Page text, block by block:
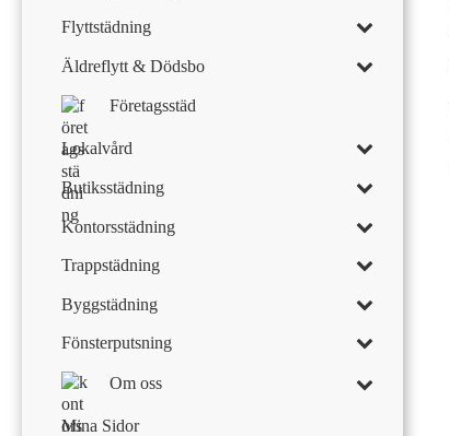
Flyttstädning
Äldreflytt & Dödsbo
Företagsstäd
Lokalvård
Butiksstädning
Kontorsstädning
Trappstädning
Byggstädning
Fönsterputsning
Om oss
Mina Sidor